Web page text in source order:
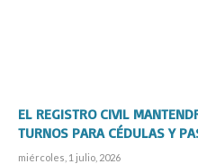
EL REGISTRO CIVIL
TURNOS PARA CÉDULAS Y
miércoles, 1 julio, 2026